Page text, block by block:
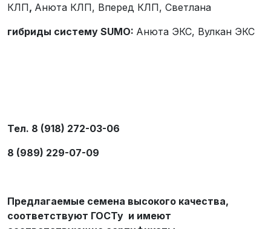
КЛП, Анюта КЛП, Вперед КЛП, Светлана
гибриды систему SUMO: Анюта ЭКС, Вулкан ЭКС
Тел. 8 (918) 272-03-06
8 (989) 229-07-09
Предлагаемые семена высокого качества,
соответствуют ГОСТу и имеют